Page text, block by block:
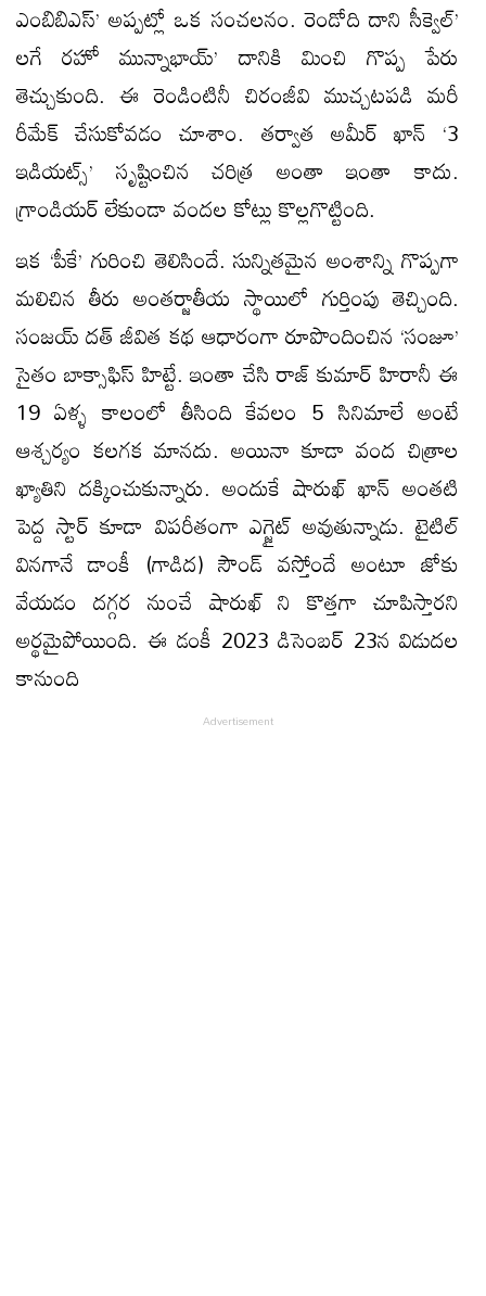
ఎంబిబిఎస్’ అప్పట్లో ఒక సంచలనం. రెండోది దాని సీక్వెల్’
లగే రహో మున్నాభాయ్’ దానికి మించి గొప్ప పేరు
తెచ్చుకుంది. ఈ రెండింటినీ చిరంజీవి ముచ్చటపడి మరీ
రీమేక్ చేసుకోవడం చూశాం. తర్వాత అమీర్ ఖాన్ ‘3
ఇడియట్స్’ సృష్టించిన చరిత్ర అంతా ఇంతా కాదు.
గ్రాండియర్ లేకుండా వందల కోట్లు కొల్లగొట్టింది.
ఇక ‘పీకే’ గురించి తెలిసిందే. సున్నితమైన అంశాన్ని గొప్పగా
మలిచిన తీరు అంతర్జాతీయ స్థాయిలో గుర్తింపు తెచ్చింది.
సంజయ్ దత్ జీవిత కథ ఆధారంగా రూపొందించిన ‘సంజూ’
సైతం బాక్సాఫిస్ హిట్టే. ఇంతా చేసి రాజ్ కుమార్ హిరానీ ఈ
19 ఏళ్ళ కాలంలో తీసింది కేవలం 5 సినిమాలే అంటే
ఆశ్చర్యం కలగక మానదు. అయినా కూడా వంద చిత్రాల
ఖ్యాతిని దక్కించుకున్నారు. అందుకే షారుఖ్ ఖాన్ అంతటి
పెద్ద స్టార్ కూడా విపరీతంగా ఎగ్జైట్ అవుతున్నాడు. టైటిల్
వినగానే డాంకీ (గాడిద) సౌండ్ వస్తోందే అంటూ జోకు
వేయడం దగ్గర నుంచే షారుఖ్ ని కొత్తగా చూపిస్తారని
అర్థమైపోయింది. ఈ డంకీ 2023 డిసెంబర్ 23న విడుదల
కానుంది